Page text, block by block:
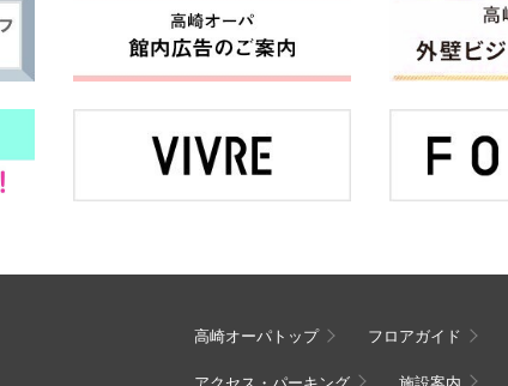
高崎オーパトップ フロアガイド